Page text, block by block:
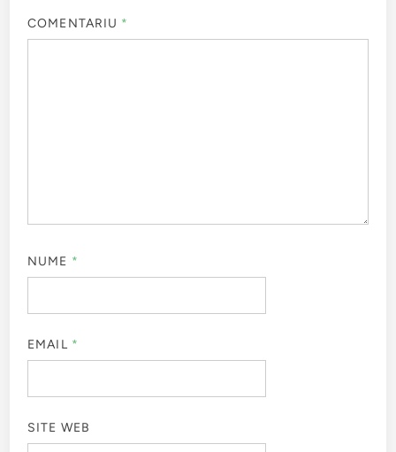
COMENTARIU *
NUME *
EMAIL *
SITE WEB